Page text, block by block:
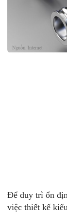
Để duy trì ổn
việc thiết kế